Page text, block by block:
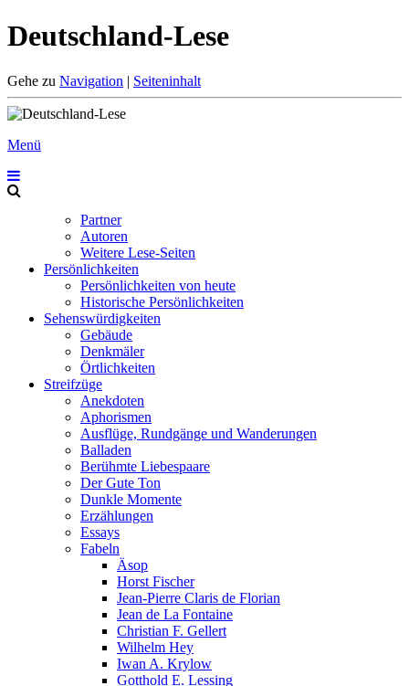
Deutschland-Lese
Gehe zu Navigation | Seiteninhalt
Menü
Partner
Autoren
Weitere Lese-Seiten
Persönlichkeiten
Persönlichkeiten von heute
Historische Persönlichkeiten
Sehenswürdigkeiten
Gebäude
Denkmäler
Örtlichkeiten
Streifzüge
Anekdoten
Aphorismen
Ausflüge, Rundgänge und Wanderungen
Balladen
Berühmte Liebespaare
Der Gute Ton
Dunkle Momente
Erzählungen
Essays
Fabeln
Äsop
Horst Fischer
Jean-Pierre Claris de Florian
Jean de La Fontaine
Christian F. Gellert
Wilhelm Hey
Iwan A. Krylow
Gotthold E. Lessing